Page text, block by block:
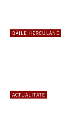
BĂILE HERCULANE
ACTUALITATE